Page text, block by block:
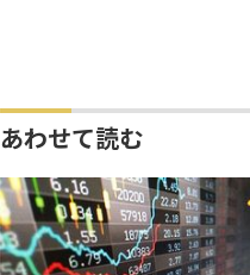
あわせて読む